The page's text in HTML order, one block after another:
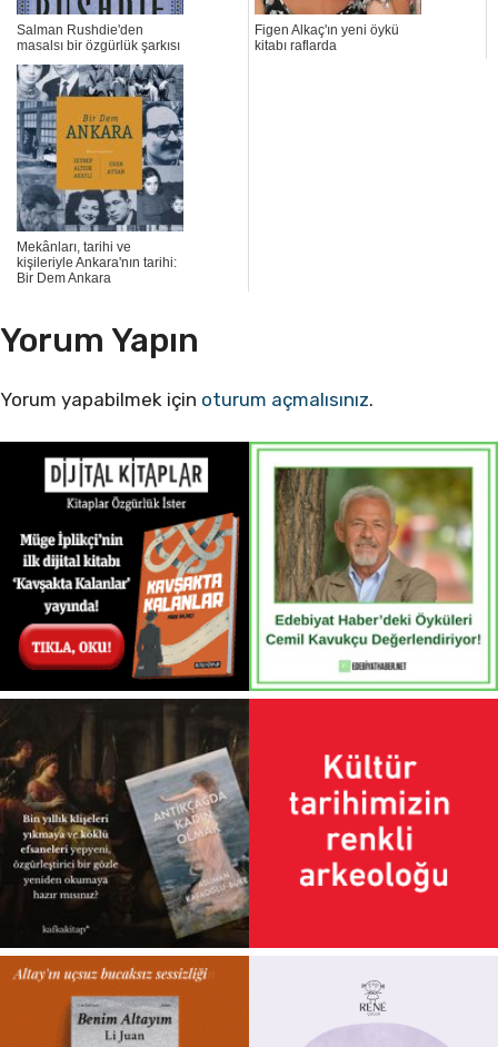
Salman Rushdie'den
masalsı bir özgürlük şarkısı
Figen Alkaç'ın yeni öykü
kitabı raflarda
Mekânları, tarihi ve
kişileriyle Ankara'nın tarihi:
Bir Dem Ankara
Yorum Yapın
Yorum yapabilmek için oturum açmalısınız.